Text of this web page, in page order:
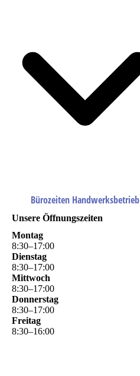
Bürozeiten Handwerksbetrieb
Unsere Öffnungszeiten
Montag
8:30–17:00
Dienstag
8:30–17:00
Mittwoch
8:30–17:00
Donnerstag
8:30–17:00
Freitag
8:30–16:00